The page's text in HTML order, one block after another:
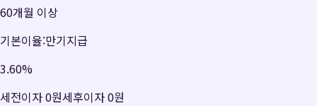
60개월 이상
기본이율:만기지급
3.60%
세전이자0원세후이자0원